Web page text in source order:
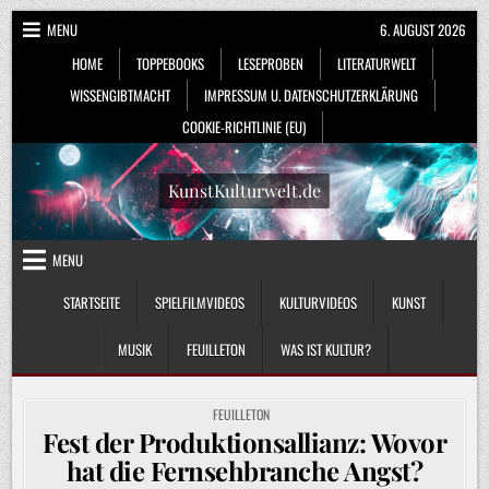
Skip
to
content
MENU
HOME
TOPPEBOOKS LESEPROBEN
LITERATURWELT
WISSENGIBTMACHT
IMPRESSUM U. DATENSCHUTZERKLÄRUNG
COOKIE-RICHTLINIE (EU)
6. AUGUST 2026
KunstKulturwelt.de
MENU
STARTSEITE
SPIELFILMVIDEOS KULTURVIDEOS KUNST
MUSIK FEUILLETON WAS IST KULTUR?
POSTED
IN
FEUILLETON
Fest der Produktionsallianz: Wovor
hat die Fernsehbranche Angst?